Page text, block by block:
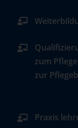
zum
zur
Praxis